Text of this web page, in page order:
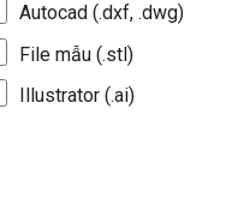
Autocad (.dxf, .dwg)
File mẫu (.stl)
Illustrator (.ai)